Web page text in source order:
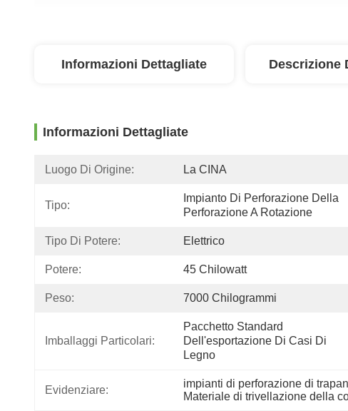
Informazioni Dettagliate Descrizione
Informazioni Dettagliate
Luogo Di Origine: La CINA
Tipo:
Impianto Di Perforazione Della
Perforazione A Rotazione
Tipo Di Potere: Elettrico
Potere: 45 Chilowatt
Peso: 7000 Chilogrammi
Imballaggi Particolari:
Pacchetto Standard
Dell'esportazione Di Casi Di
Legno
Evidenziare:
impianti di perforazione di
Materiale di trivellazione della